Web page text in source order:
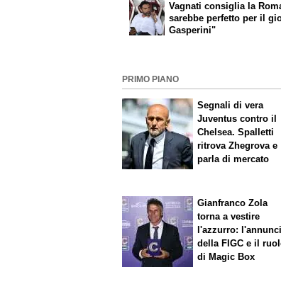
Vagnati consiglia la
sarebbe perfetto per il
Gasperini"
PRIMO PIANO
Segnali di vera
Juventus contro il
Chelsea. Spalletti
ritrova Zhegrova e
parla di mercato
Gianfranco Zola
torna a vestire
l'azzurro:
della FIGC e il
di Magic Box